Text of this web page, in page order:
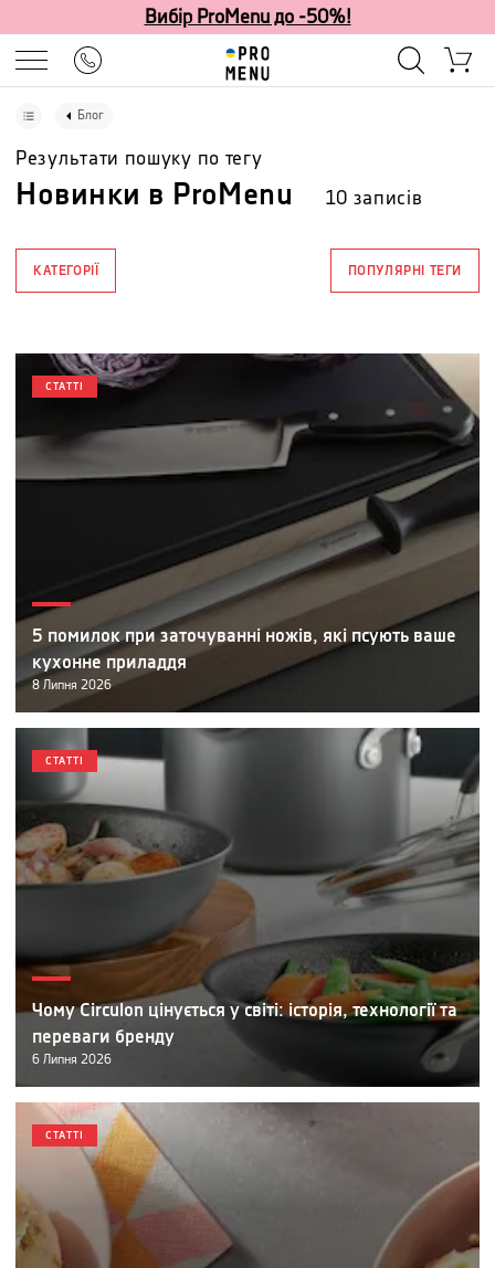
Вибір ProMenu до -50%!
Блог
Результати пошуку по тегу
Новинки в ProMenu 10 записів
КАТЕГОРІЇ ПОПУЛЯРНІ ТЕГИ
СТАТТІ
5 помилок при заточуванні ножів, які псують ваше
кухонне приладдя
8 Липня 2026
СТАТТІ
Чому Circulon цінується у світі: історія, технології та
переваги бренду
6 Липня 2026
СТАТТІ